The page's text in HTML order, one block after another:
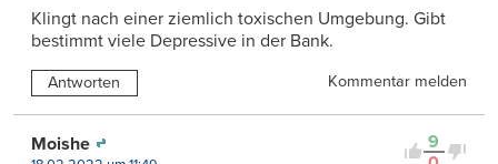
Klingt nach einer ziemlich toxischen Umgebung. Gibt
bestimmt viele Depressive in der Bank.
Antworten Kommentar melden
9
Moishe